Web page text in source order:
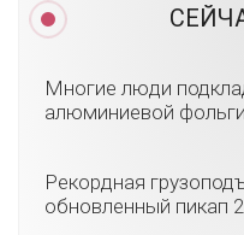
Многие люди
алюминиевой фольги
Рекордная
обновленный пикап